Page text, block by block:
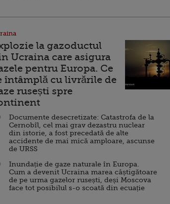
la gazoductul
Ucraina care asigura
pentru Europa. Ce
întâmplă cu livrările de
rusești spre
Documente desecretizate: Catastrofa de la
Cernobîl, cel mai grav dezastru nuclear
din istorie, a fost precedată de alte
accidente de mai mică amploare, ascunse
de URSS
Inundație de gaze naturale în Europa.
Cum a devenit Ucraina marea câștigătoare
de pe urma gazelor rusești, deși Moscova
face tot posibilul s-o scoată din ecuație